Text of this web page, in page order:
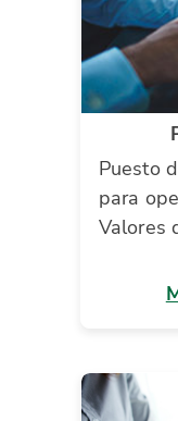
Puesto
para
Valores